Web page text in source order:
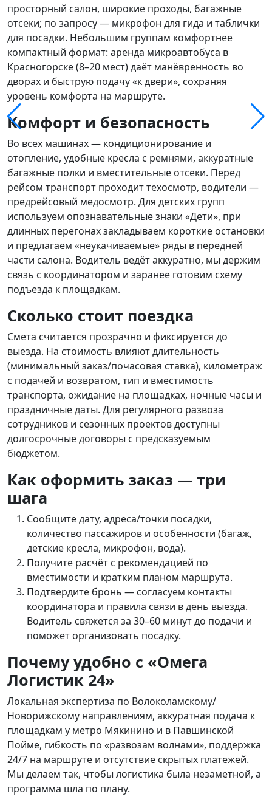
просторный салон, широкие проходы, багажные
отсеки; по запросу — микрофон для гида и таблички
для посадки. Небольшим группам комфортнее
компактный формат: аренда микроавтобуса в
Красногорске(8–20 мест) даёт манёвренность во
дворах и быструю подачу «к двери», сохраняя
уровень комфорта на маршруте.
Комфорт и безопасность
Во всех машинах — кондиционирование и
отопление, удобные кресла с ремнями, аккуратные
багажные полки и вместительные отсеки. Перед
рейсом транспорт проходит техосмотр, водители —
предрейсовый медосмотр. Для детских групп
используем опознавательные знаки «Дети», при
длинных перегонах закладываем короткие остановки
и предлагаем «неукачиваемые» ряды в передней
части салона. Водитель ведёт аккуратно, мы держим
связь с координатором и заранее готовим схему
подъезда к площадкам.
Сколько стоит поездка
Смета считается прозрачно и фиксируется до
выезда. На стоимость влияют длительность
(минимальный заказ/почасовая ставка), километраж
с подачей и возвратом, тип и вместимость
транспорта, ожидание на площадках, ночные часы и
праздничные даты. Для регулярного развоза
сотрудников и сезонных проектов доступны
долгосрочные договоры с предсказуемым
бюджетом.
Как оформить заказ — три
шага
Сообщите дату, адреса/точки посадки,
количество пассажиров и особенности (багаж,
детские кресла, микрофон, вода).
Получите расчёт с рекомендацией по
вместимости и кратким планом маршрута.
Подтвердите бронь — согласуем контакты
координатора и правила связи в день выезда.
Водитель свяжется за 30–60 минут до подачи и
поможет организовать посадку.
Почему удобно с «Омега
Логистик 24»
Локальная экспертиза по Волоколамскому/
Новорижскому направлениям, аккуратная подача к
площадкам у метро Мякинино и в Павшинской
Пойме, гибкость по «развозам волнами», поддержка
24/7 на маршруте и отсутствие скрытых платежей.
Мы делаем так, чтобы логистика была незаметной, а
программа шла по плану.